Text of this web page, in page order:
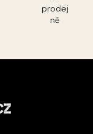
prodej
ně